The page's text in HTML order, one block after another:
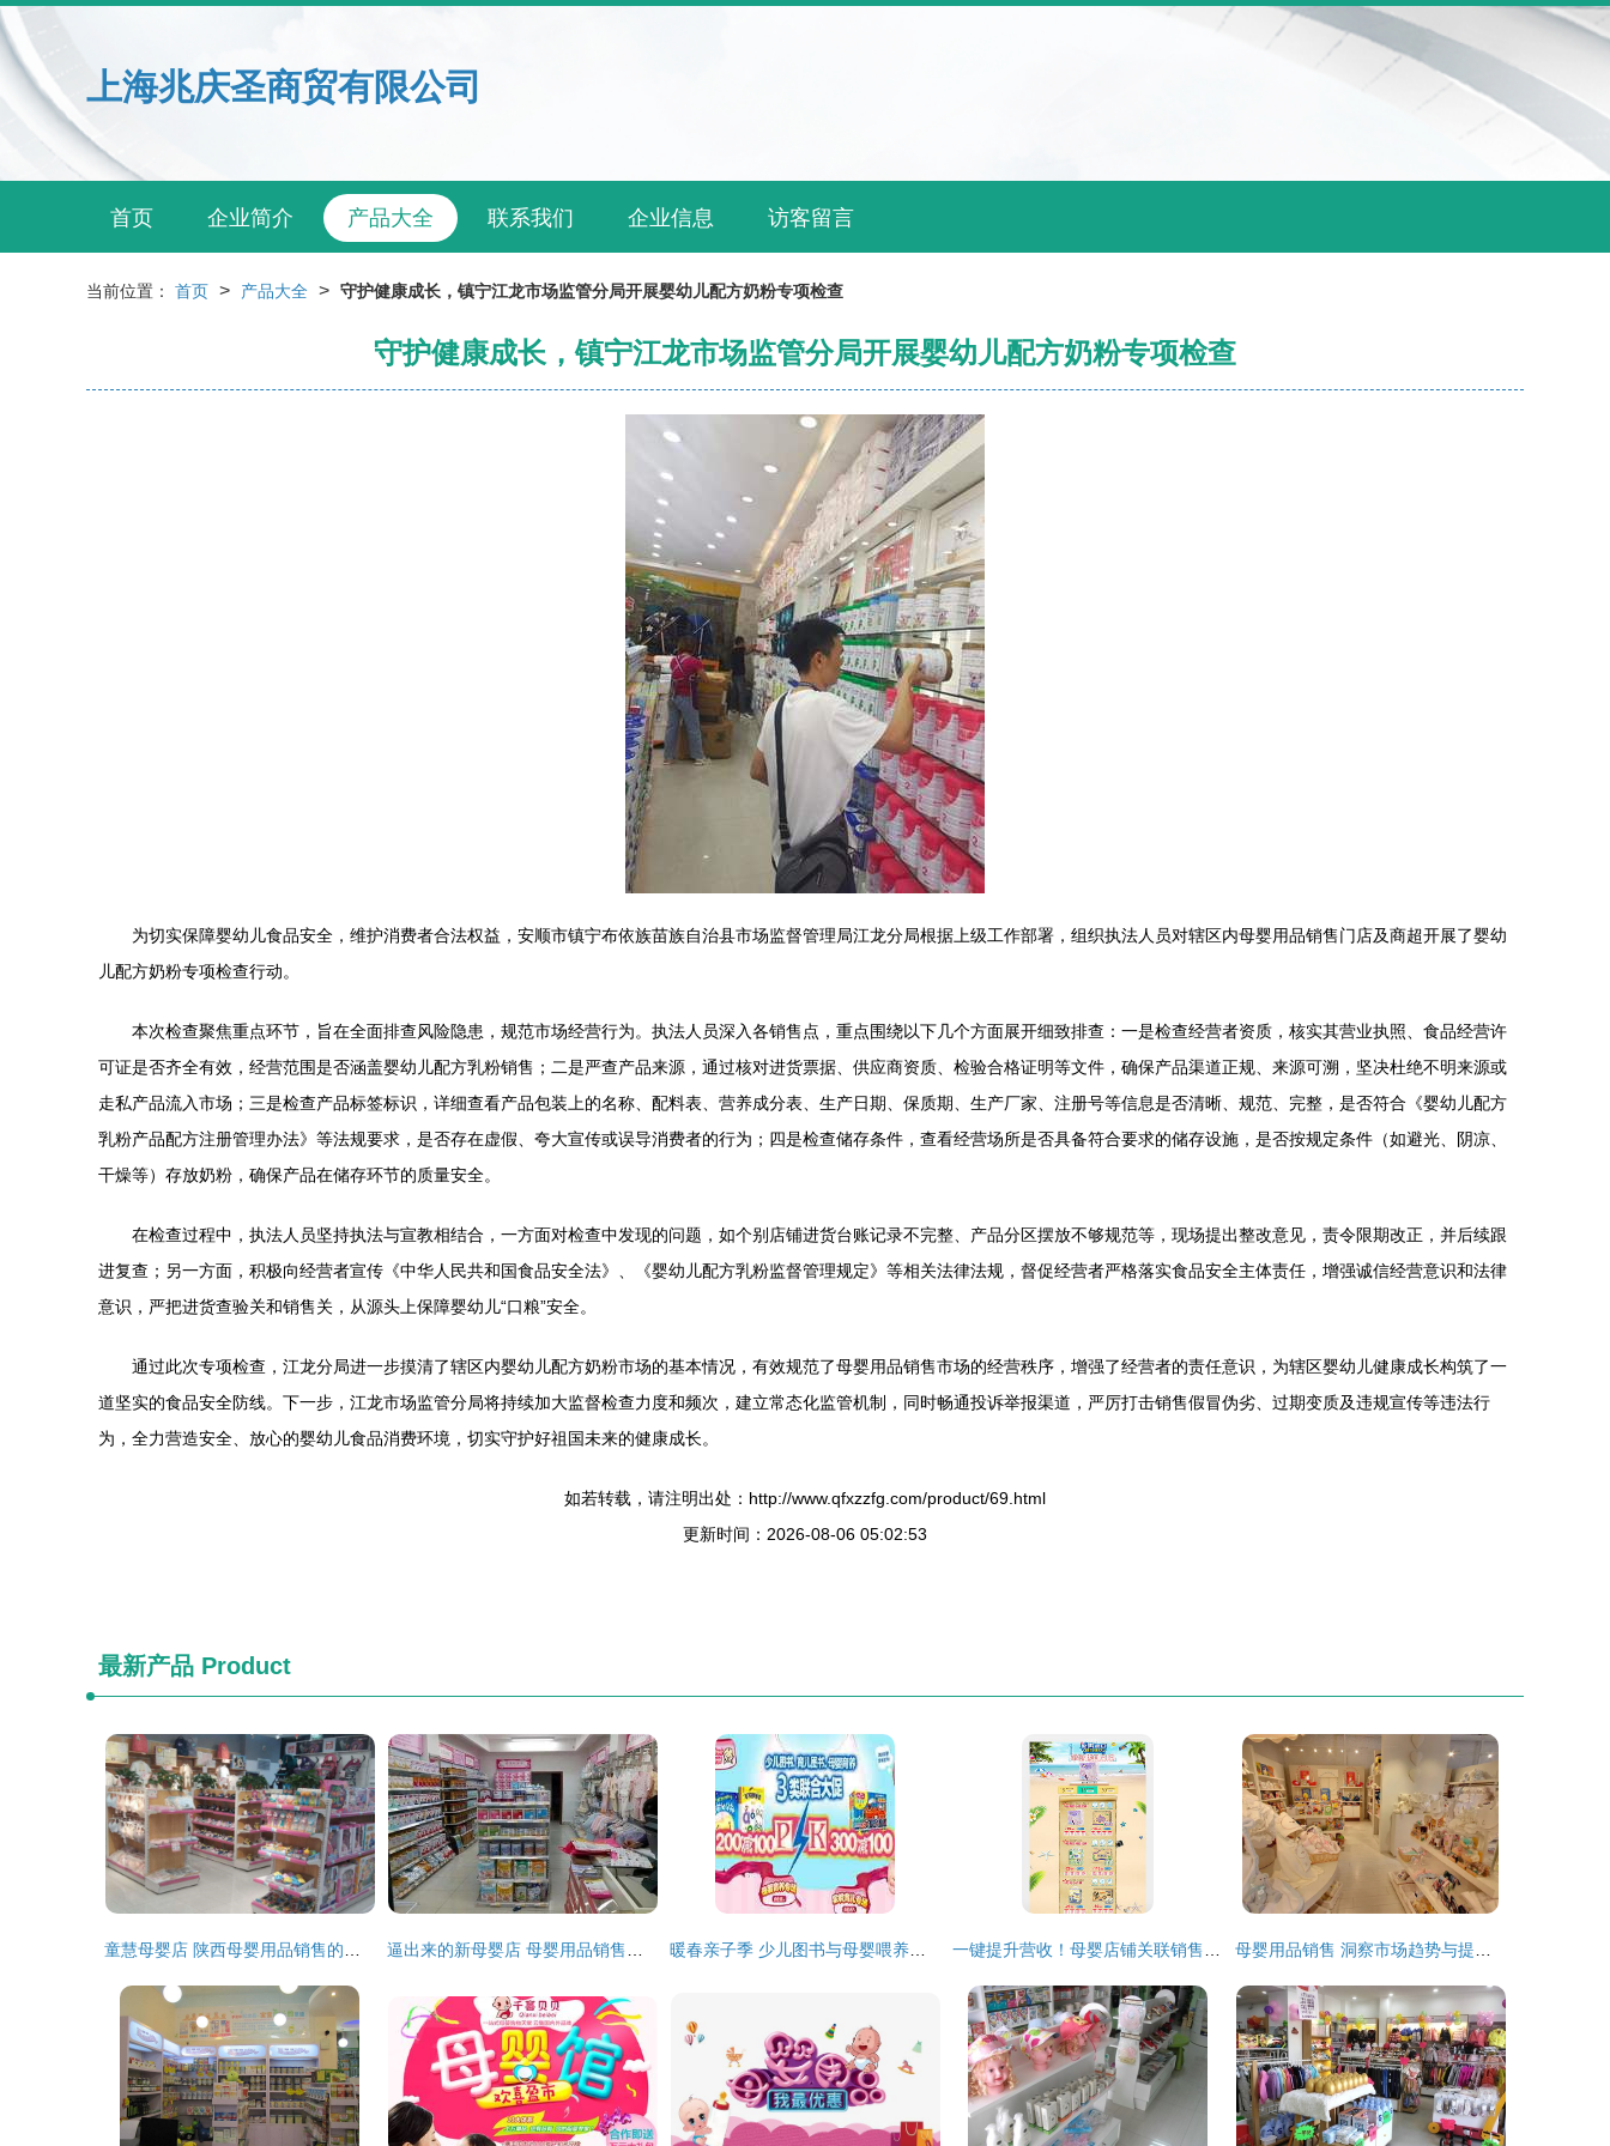
上海兆庆圣商贸有限公司
首页 企业简介 产品大全 联系我们 企业信息 访客留言
当前位置： 首页 > 产品大全 > 守护健康成长，镇宁江龙市场监管分局开展婴幼儿配方奶粉专项检查
守护健康成长，镇宁江龙市场监管分局开展婴幼儿配方奶粉专项检查
为切实保障婴幼儿食品安全，维护消费者合法权益，安顺市镇宁布依族苗族自治县市场监督管理局江龙分局根据上级工作部署，组织执法人员对辖区内母婴用品销售门店及商超开展了婴幼
儿配方奶粉专项检查行动。
本次检查聚焦重点环节，旨在全面排查风险隐患，规范市场经营行为。执法人员深入各销售点，重点围绕以下几个方面展开细致排查：一是检查经营者资质，核实其营业执照、食品经营许
可证是否齐全有效，经营范围是否涵盖婴幼儿配方乳粉销售；二是严查产品来源，通过核对进货票据、供应商资质、检验合格证明等文件，确保产品渠道正规、来源可溯，坚决杜绝不明来源或
走私产品流入市场；三是检查产品标签标识，详细查看产品包装上的名称、配料表、营养成分表、生产日期、保质期、生产厂家、注册号等信息是否清晰、规范、完整，是否符合《婴幼儿配方
乳粉产品配方注册管理办法》等法规要求，是否存在虚假、夸大宣传或误导消费者的行为；四是检查储存条件，查看经营场所是否具备符合要求的储存设施，是否按规定条件（如避光、阴凉、
干燥等）存放奶粉，确保产品在储存环节的质量安全。
在检查过程中，执法人员坚持执法与宣教相结合，一方面对检查中发现的问题，如个别店铺进货台账记录不完整、产品分区摆放不够规范等，现场提出整改意见，责令限期改正，并后续跟
进复查；另一方面，积极向经营者宣传《中华人民共和国食品安全法》、《婴幼儿配方乳粉监督管理规定》等相关法律法规，督促经营者严格落实食品安全主体责任，增强诚信经营意识和法律
意识，严把进货查验关和销售关，从源头上保障婴幼儿“口粮”安全。
通过此次专项检查，江龙分局进一步摸清了辖区内婴幼儿配方奶粉市场的基本情况，有效规范了母婴用品销售市场的经营秩序，增强了经营者的责任意识，为辖区婴幼儿健康成长构筑了一
道坚实的食品安全防线。下一步，江龙市场监管分局将持续加大监督检查力度和频次，建立常态化监管机制，同时畅通投诉举报渠道，严厉打击销售假冒伪劣、过期变质及违规宣传等违法行
为，全力营造安全、放心的婴幼儿食品消费环境，切实守护好祖国未来的健康成长。
如若转载，请注明出处：http://www.qfxzzfg.com/product/69.html
更新时间：2026-08-06 05:02:53
最新产品 Product